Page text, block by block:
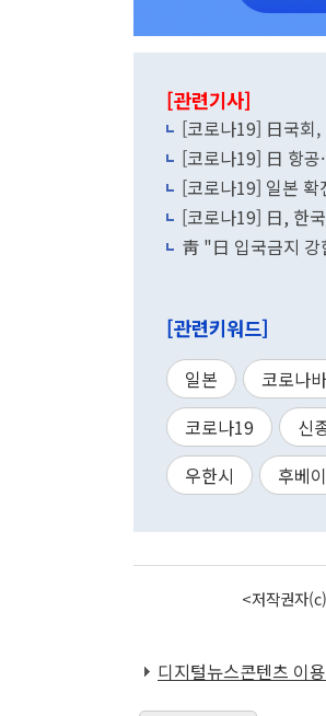
[관련기사]
[코로나19] 日국회
[코로나19] 日 항공
[코로나19] 일본 확
[코로나19] 日, 한
靑 "日 입국금지 강
[관련키워드]
일본 코로나
코로나19
신
우한시
후베
<저작권자
디지털뉴스콘텐츠 이